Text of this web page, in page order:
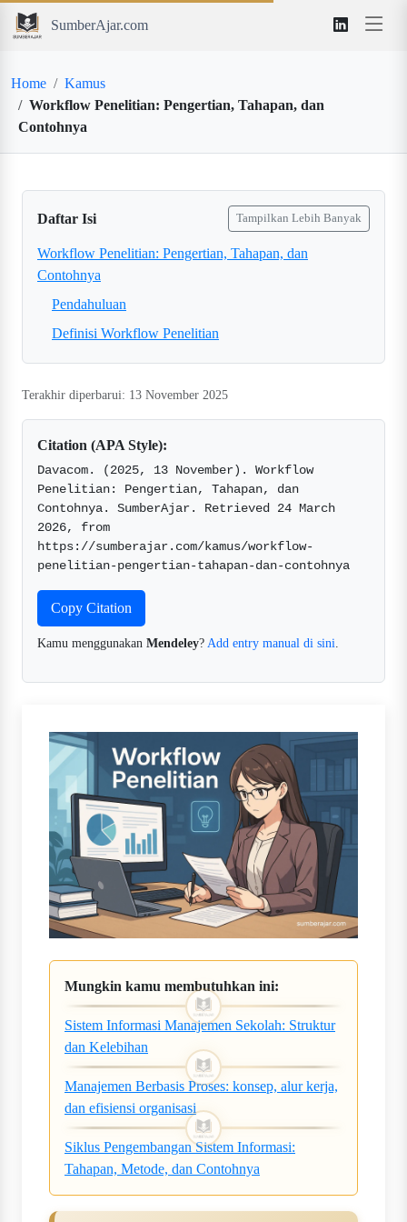
SumberAjar.com
Home
Kamus
Workflow Penelitian: Pengertian, Tahapan, dan
Contohnya
Daftar Isi Tampilkan Lebih Banyak
Workflow Penelitian: Pengertian, Tahapan, dan
Contohnya
Pendahuluan
Definisi Workflow Penelitian
Terakhir diperbarui: 13 November 2025
Citation (APA Style):
Davacom. (2025, 13 November). Workflow
Penelitian: Pengertian, Tahapan, dan
Contohnya. SumberAjar. Retrieved 24 March
2026, from
https://sumberajar.com/kamus/workflow-
penelitian-pengertian-tahapan-dan-contohnya
Copy Citation
Kamu menggunakan Mendeley? Add entry manual di sini.
Mungkin kamu membutuhkan ini:
Sistem Informasi Manajemen Sekolah: Struktur
dan Kelebihan
Manajemen Berbasis Proses: konsep, alur kerja,
dan efisiensi organisasi
Siklus Pengembangan Sistem Informasi:
Tahapan, Metode, dan Contohnya